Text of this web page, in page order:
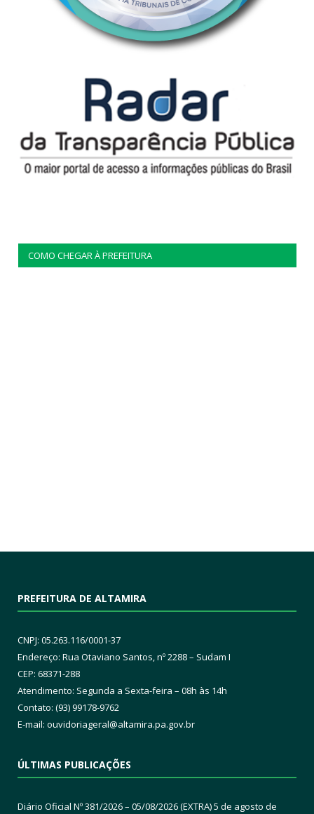
COMO CHEGAR À PREFEITURA
PREFEITURA DE ALTAMIRA
CNPJ: 05.263.116/0001-37
Endereço: Rua Otaviano Santos, nº 2288 – Sudam I
CEP: 68371-288
Atendimento: Segunda a Sexta-feira – 08h às 14h
Contato: (93) 99178-9762
E-mail: ouvidoriageral@altamira.pa.gov.br
ÚLTIMAS PUBLICAÇÕES
Diário Oficial Nº 381/2026 – 05/08/2026 (EXTRA)5 de agosto de